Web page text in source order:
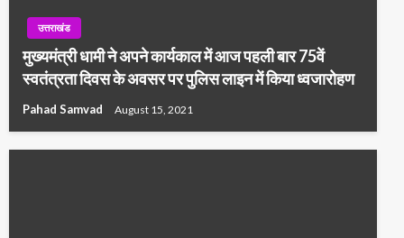
उत्तराखंड
मुख्यमंत्री धामी ने अपने कार्यकाल में आज पहली बार 75वें
स्वतंत्रता दिवस के अवसर पर पुलिस लाइन में किया ध्वजारोहण
Pahad Samvad August 15, 2021